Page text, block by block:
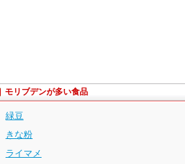
モリブデンが多い食品
緑豆
きな粉
ライマメ